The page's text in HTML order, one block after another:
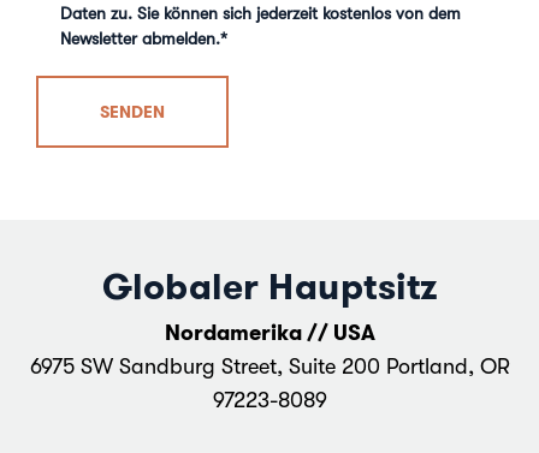
Daten zu. Sie können sich jederzeit kostenlos von dem
Newsletter abmelden.*
Globaler Hauptsitz
Nordamerika // USA
6975 SW Sandburg Street, Suite 200 Portland, OR
97223-8089